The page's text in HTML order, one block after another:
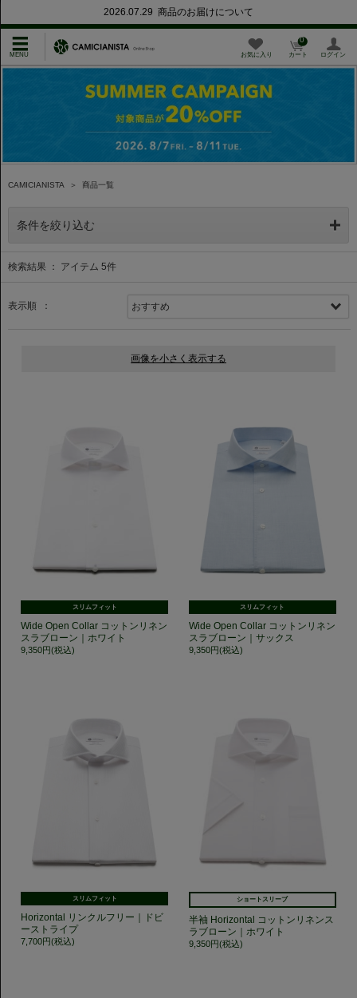
2026.07.29 商品のお届けについて
お気に入り カート
0
ログイン
CAMICIANISTA ＞ 商品一覧
条件を絞り込む
検索結果 ： アイテム 5件
表示順 ：
スリムフィット
Wide Open Collar コットンリネン
スラブローン｜ホワイト
9,350円(税込)
スリムフィット
Wide Open Collar コットンリネン
スラブローン｜サックス
9,350円(税込)
スリムフィット
Horizontal リンクルフリー｜ドビ
ーストライプ
7,700円(税込)
ショートスリーブ
半袖 Horizontal コットンリネンス
ラブローン｜ホワイト
9,350円(税込)